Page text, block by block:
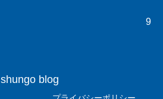
9
shungo blog